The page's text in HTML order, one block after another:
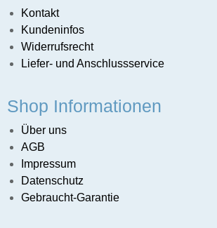
Kontakt
Kundeninfos
Widerrufsrecht
Liefer- und Anschlussservice
Shop Informationen
Über uns
AGB
Impressum
Datenschutz
Gebraucht-Garantie